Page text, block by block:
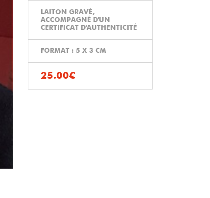
LAITON GRAVÉ,
ACCOMPAGNÉ D'UN
CERTIFICAT D'AUTHENTICITÉ
FORMAT : 5 X 3 CM
25.00€